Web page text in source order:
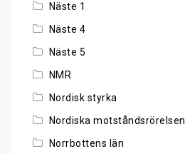
Näste 1
Näste 4
Näste 5
NMR
Nordisk styrka
Nordiska motståndsrörelsen
Norrbottens län